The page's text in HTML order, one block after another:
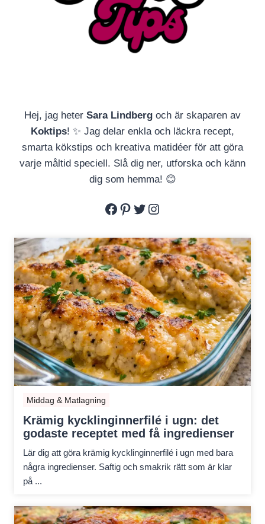
Hej, jag heter Sara Lindberg och är skaparen av
Koktips! ✨ Jag delar enkla och läckra recept,
smarta kökstips och kreativa matidéer för att göra
varje måltid speciell. Slå dig ner, utforska och känn
dig som hemma! 😊
Facebook
Pinterest
Twitter
Instagram
Middag & Matlagning
Krämig kycklinginnerfilé i ugn: det
godaste receptet med få ingredienser
Lär dig att göra krämig kycklinginnerfilé i ugn med bara
några ingredienser. Saftig och smakrik rätt som är klar
på ...